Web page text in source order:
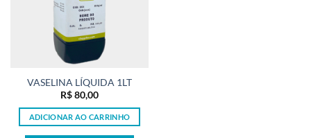
VASELINA LÍQUIDA 1LT
R$80,00
ADICIONAR AO CARRINHO